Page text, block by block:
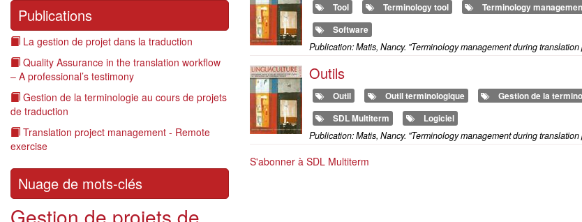
Publications
La gestion de projet dans la traduction
Quality Assurance in the translation workflow
– A professional’s testimony
Gestion de la terminologie au cours de projets
de traduction
Translation project management - Remote
exercise
Nuage de mots-clés
Gestion de projets de
Tool Terminology tool Terminology
Software
Publication: Matis, Nancy. "Terminology management during
Outils
Outil Outil terminologique Gestion de la
SDL Multiterm
Logiciel
Publication: Matis, Nancy. "Terminology management during
S'abonner à SDL Multiterm